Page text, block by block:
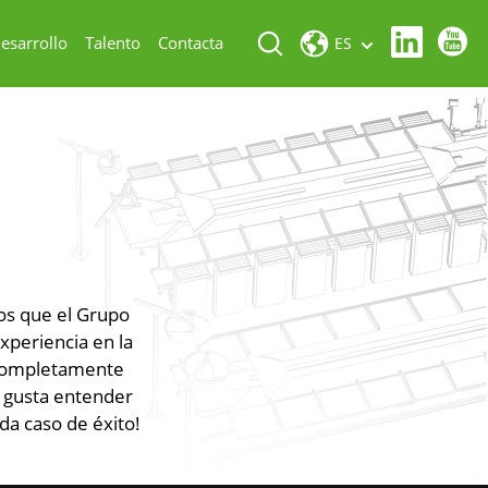
Talento Contacta ES
que el Grupo
en la
entender
caso de éxito!